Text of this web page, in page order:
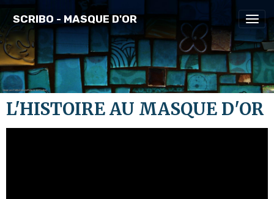
SCRIBO - MASQUE D'OR
L'HISTOIRE AU MASQUE D'OR